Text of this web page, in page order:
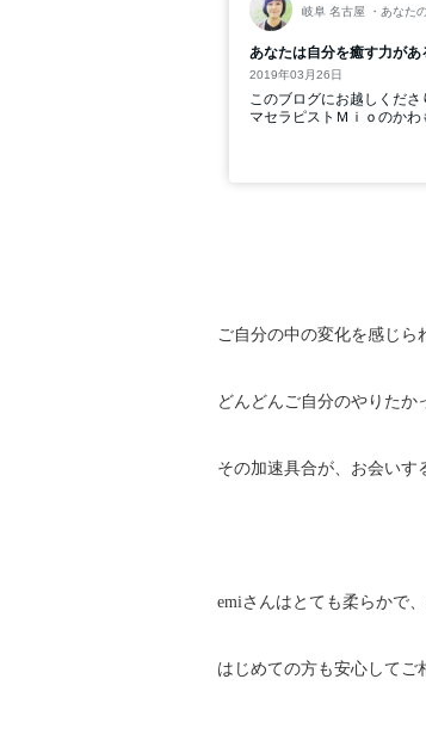
ご自分の中の変化を感じら
どんどんご自分のやりたか
その加速具合が、お会いす
emiさんはとても柔らかで
はじめての方も安心してご